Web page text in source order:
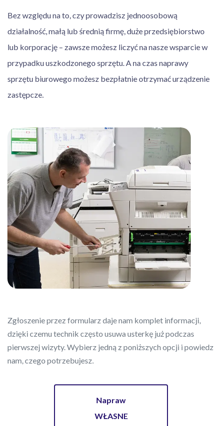
Bez względu na to, czy prowadzisz jednoosobową
działalność, małą lub średnią firmę, duże przedsiębiorstwo
lub korporację – zawsze możesz liczyć na nasze wsparcie w
przypadku uszkodzonego sprzętu. A na czas naprawy
sprzętu biurowego możesz bezpłatnie otrzymać urządzenie
zastępcze.
Zgłoszenie przez formularz daje nam komplet informacji,
dzięki czemu technik często usuwa usterkę już podczas
pierwszej wizyty. Wybierz jedną z poniższych opcji i powiedz
nam, czego potrzebujesz.
Napraw
WŁASNE